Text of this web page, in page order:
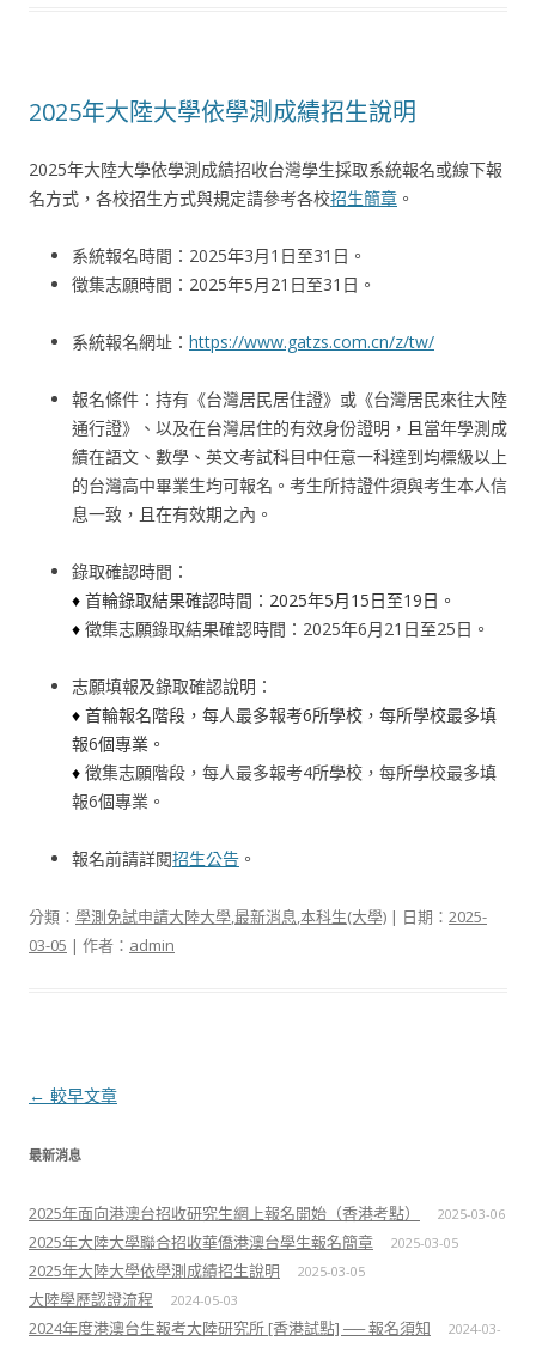
2025年大陸大學依學測成績招生說明
2025年大陸大學依學測成績招收台灣學生採取系統報名或線下報
名方式，各校招生方式與規定請參考各校招生簡章 。
系統報名時間：2025年3月1日至31日。
徵集志願時間：2025年5月21日至31日。
系統報名網址： https://www.gatzs.com.cn/z/tw/
報名條件：持有《台灣居民居住證》或《台灣居民來往大陸
通行證》、以及在台灣居住的有效身份證明，且當年學測成
績在語文、數學、英文考試科目中任意一科達到均標級以上
的台灣高中畢業生均可報名。考生所持證件須與考生本人信
息一致，且在有效期之內。
錄取確認時間：
♦ 首輪錄取結果確認時間：2025年5月15日至19日。
♦ 徵集志願錄取結果確認時間： 2025年6月21日至25日。
志願填報及錄取確認說明：
♦ 首輪報名階段，每人最多報考6所學校，每所學校最多填
報6個專業。
♦ 徵集志願階段，每人最多報考4所學校，每所學校最多填
報6個專業。
報名前請詳閱招生公告 。
分類： 學測免試申請大陸大學,最新消息,本科生(大學) | 日期： 2025-
03-05 | 作者： admin
文章導航列
← 較早文章
最新消息
2025年面向港澳台招收研究生網上報名開始（香港考點） 2025-03-06
2025年大陸大學聯合招收華僑港澳台學生報名簡章 2025-03-05
2025年大陸大學依學測成績招生說明 2025-03-05
大陸學歷認證流程 2024-05-03
2024年度港澳台生報考大陸研究所 [香港試點] ── 報名須知
2024-03-